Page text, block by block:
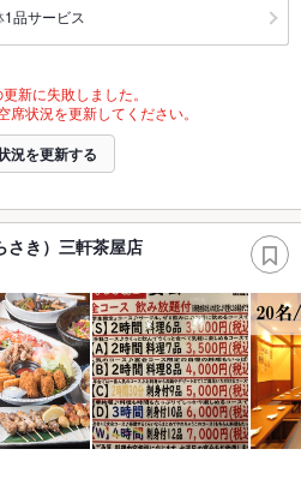
1品サービス
新に失敗しました。
状況を更新してください。
況を更新する
さき）三軒茶屋店